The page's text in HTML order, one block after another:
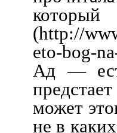
который
(http://
eto-bog-
Ад —
может
не в